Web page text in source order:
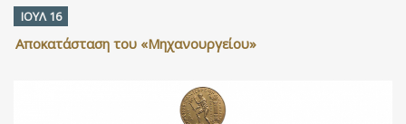
ΙΟΥΛ 16
Αποκατάσταση του «Μηχανουργείου»